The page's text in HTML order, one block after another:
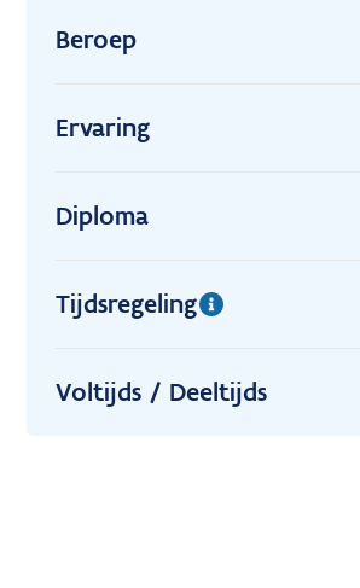
Beroep
Ervaring
Diploma
Tijdsregeling
Voltijds / Deeltijds